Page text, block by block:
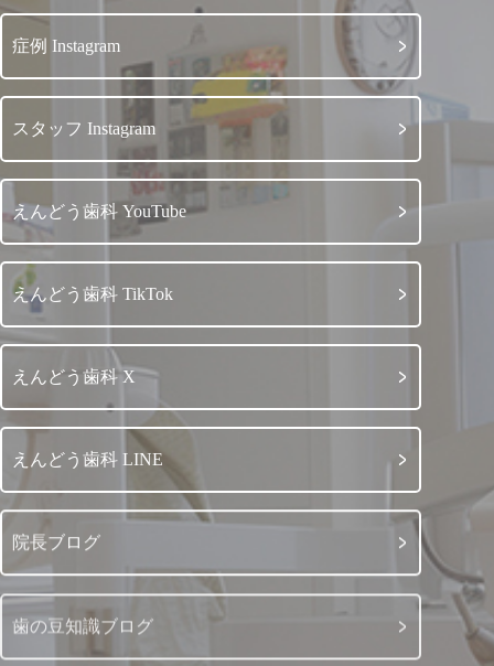
症例 Instagram
スタッフ Instagram
えんどう歯科 YouTube
えんどう歯科 TikTok
えんどう歯科 X
えんどう歯科 LINE
院長ブログ
歯の豆知識ブログ